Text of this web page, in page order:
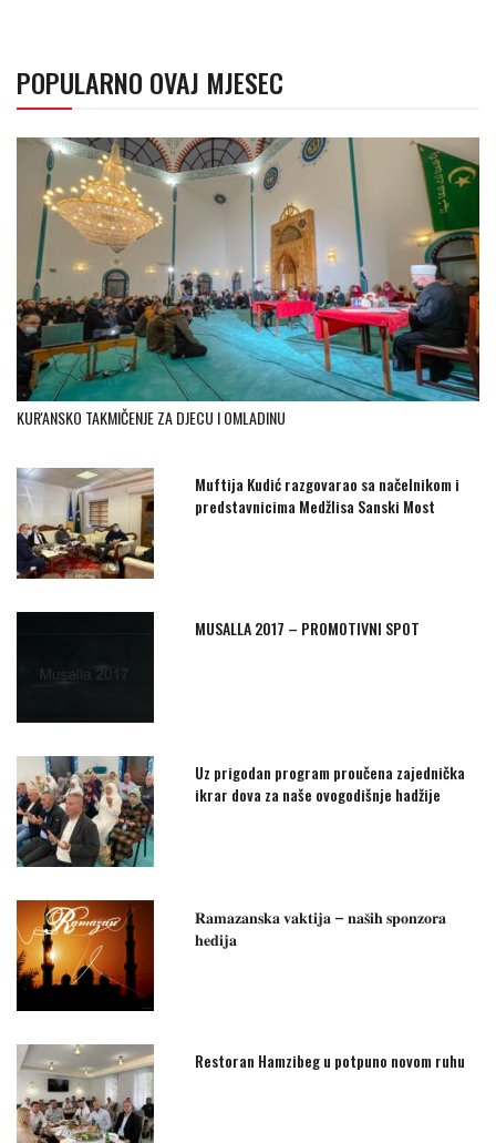
POPULARNO OVAJ MJESEC
KUR'ANSKO TAKMIČENJE ZA DJECU I OMLADINU
Muftija Kudić razgovarao sa načelnikom i
predstavnicima Medžlisa Sanski Most
MUSALLA 2017 – PROMOTIVNI SPOT
Uz prigodan program proučena zajednička
ikrar dova za naše ovogodišnje hadžije
𝐑𝐚𝐦𝐚𝐳𝐚𝐧𝐬𝐤𝐚 𝐯𝐚𝐤𝐭𝐢𝐣𝐚 – 𝐧𝐚𝐬̌𝐢𝐡 𝐬𝐩𝐨𝐧𝐳𝐨𝐫𝐚
𝐡𝐞𝐝𝐢𝐣𝐚
Restoran Hamzibeg u potpuno novom ruhu